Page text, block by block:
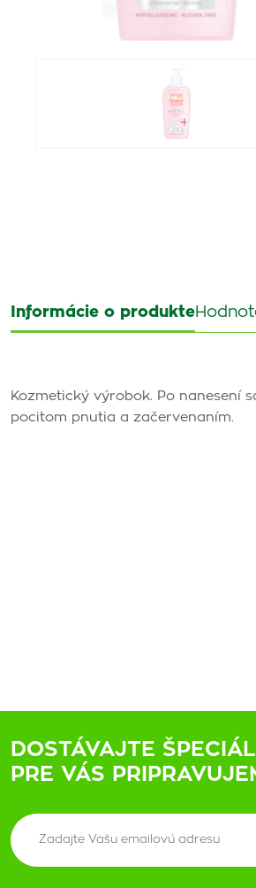
Informácie o produkte
Kozmetický výrobok. Po nanesení
pocitom pnutia a začervenaním.
DOSTÁVAJTE
PRE VÁS